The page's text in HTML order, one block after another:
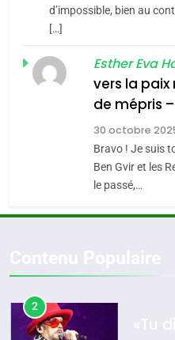
ISRAÉL
d’impossible, bien au
[…]
Esther Eva
vers la
de mépris
30 octobre
Bravo ! Je suis
Ben Gvir et les
le passé,…
CE
JUDAISME
du
DAFINA
Oeil
2